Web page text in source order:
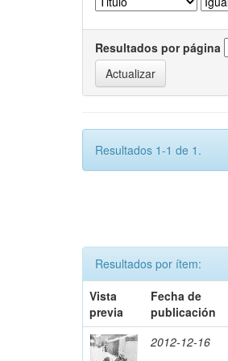
Resultados por página
Resultados 1-1 de 1.
Resultados por ítem:
Vista
previa
Fecha de
publicación
2012-12-16